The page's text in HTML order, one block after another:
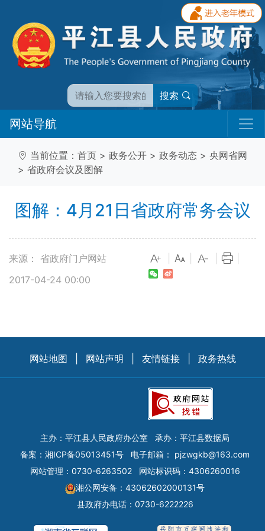
搜索
网站导航
当前位置： 首页 > 政务公开 > 政务动态 > 央网省网
> 省政府会议及图解
图解：4月21日省政府常务会议
来源： 省政府门户网站
2017-04-24 00:00
网站地图 网站声明 友情链接 政务热线
主办：平江县人民政府办公室
承办：平江县数据局
备案： 湘ICP备05013451号 电子邮箱： pjzwgkb@163.com
网站管理：0730-6263502
网站标识码：4306260016
湘公网安备：43062602000131号
县政府办电话：0730-6222226